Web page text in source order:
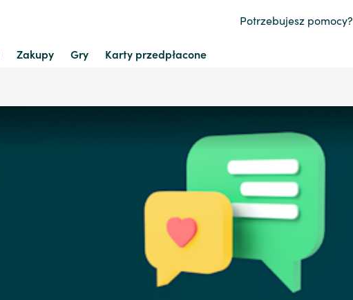
Potrzebujesz pomocy?
Zakupy Gry Karty przedpłacone